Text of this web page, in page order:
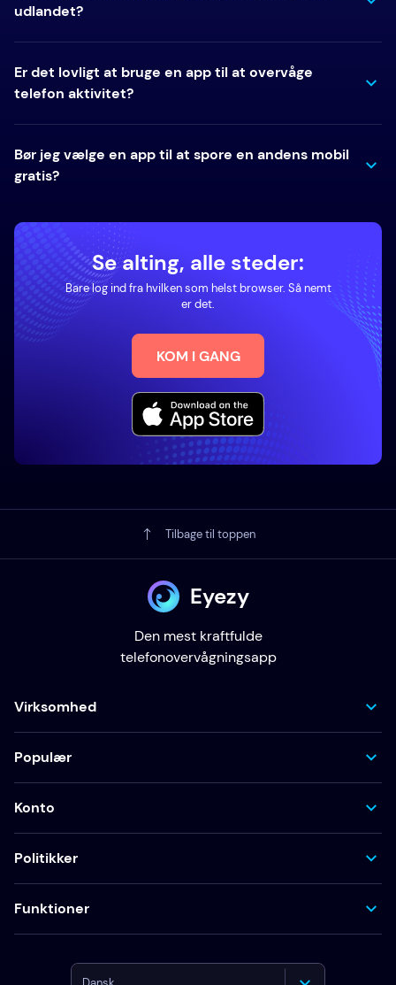
udlandet?
Er det lovligt at bruge en app til at overvåge
telefon aktivitet?
Bør jeg vælge en app til at spore en andens mobil
gratis?
Se alting, alle steder:
Bare log ind fra hvilken som helst browser. Så nemt
er det.
KOM I GANG
Tilbage til toppen
Eyezy
Den mest kraftfulde
telefonovervågningsapp
Virksomhed
Populær
Konto
Politikker
Funktioner